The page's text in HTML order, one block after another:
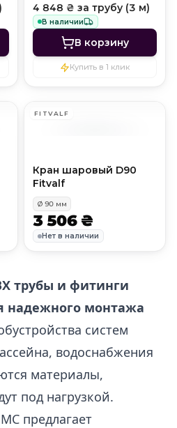
4 848 ₴ за трубу (3 м)
В наличии
В корзину
Купить в 1 клик
FITVALF
Кран шаровый D90
Fitvalf
Ø 90 мм
3 506 ₴
Нет в наличии
трубы и фитинги
надежного монтажа
систем
водоснабжения
материалы,
под нагрузкой.
предлагает